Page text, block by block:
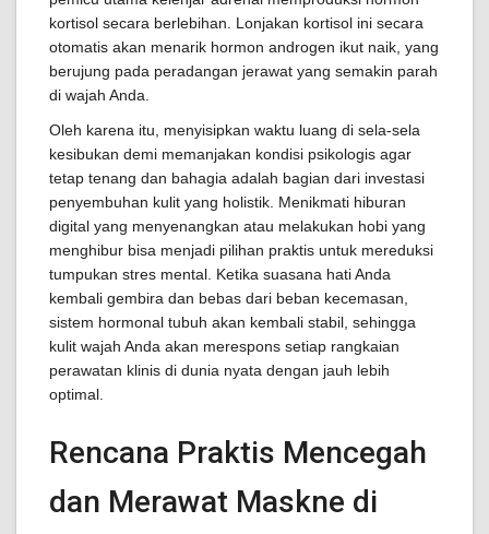
kortisol secara berlebihan. Lonjakan kortisol ini secara
otomatis akan menarik hormon androgen ikut naik, yang
berujung pada peradangan jerawat yang semakin parah
di wajah Anda.
Oleh karena itu, menyisipkan waktu luang di sela-sela
kesibukan demi memanjakan kondisi psikologis agar
tetap tenang dan bahagia adalah bagian dari investasi
penyembuhan kulit yang holistik. Menikmati hiburan
digital yang menyenangkan atau melakukan hobi yang
menghibur bisa menjadi pilihan praktis untuk mereduksi
tumpukan stres mental. Ketika suasana hati Anda
kembali gembira dan bebas dari beban kecemasan,
sistem hormonal tubuh akan kembali stabil, sehingga
kulit wajah Anda akan merespons setiap rangkaian
perawatan klinis di dunia nyata dengan jauh lebih
optimal.
Rencana Praktis Mencegah
dan Merawat Maskne di